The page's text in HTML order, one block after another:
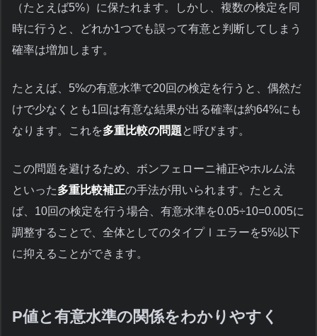
（たとえば5%）に保たれます。しかし、複数の検定を同
時に行うと、どれか1つでも誤って有意と判断してしまう
確率は増加します。
たとえば、5%の有意水準で20回の検定を行うと、偶然だ
けで少なくとも1回は有意な結果が出る確率は約64%にも
なります。これを多重比較の問題と呼びます。
この問題を避けるため、ボンフェローニ補正やホルム法
といった多重比較補正の手法が用いられます。たとえ
ば、10回の検定を行う場合、有意水準を0.05÷10=0.005に
調整することで、全体としてのタイプⅠエラーを5%以下
に抑えることができます。
P値と有意水準の関係をわかりやすく